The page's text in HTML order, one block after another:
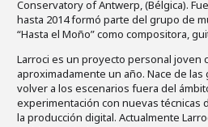
Conservatory of Antwerp, (Bélgica).
hasta 2014 formó parte del grupo de
“Hasta el Moño” como compositora,
Larroci es un proyecto personal joven
aproximadamente un año. Nace de
volver a los escenarios fuera del
experimentación con nuevas técnicas
la producción digital. Actualmente